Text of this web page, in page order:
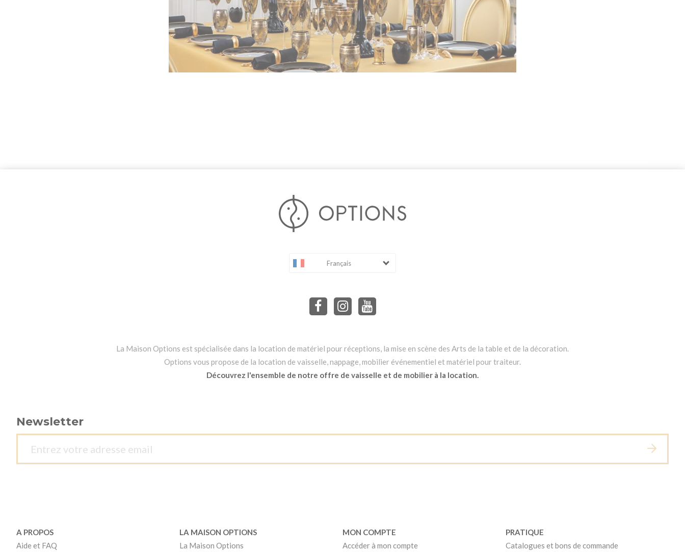
Français
La Maison Options est spécialisée dans la location de matériel pour réceptions, la mise en scène des Arts de la table et de la décoration.
Options vous propose de la location de vaisselle, nappage, mobilier événementiel et matériel pour traiteur.
Découvrez l'ensemble de notre offre de vaisselle et de mobilier à la location.
Newsletter
A PROPOS
Aide et FAQ
LA MAISON OPTIONS
La Maison Options
MON COMPTE
Accéder à mon compte
PRATIQUE
Catalogues et bons de commande